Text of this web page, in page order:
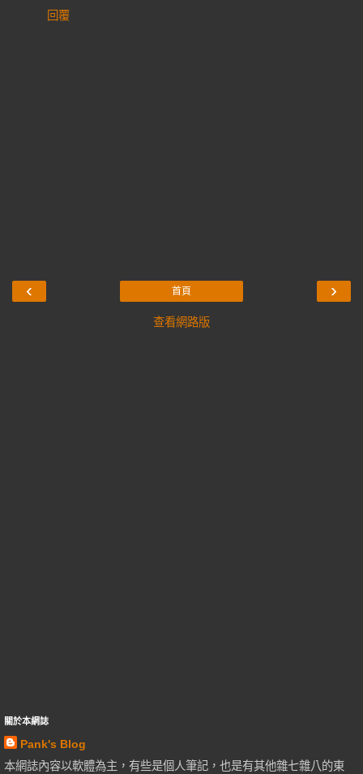
回覆
‹ ›
首頁
查看網路版
關於本網誌
Pank's Blog
本網誌內容以軟體為主，有些是個人筆記，也是有其他雜七雜八的東